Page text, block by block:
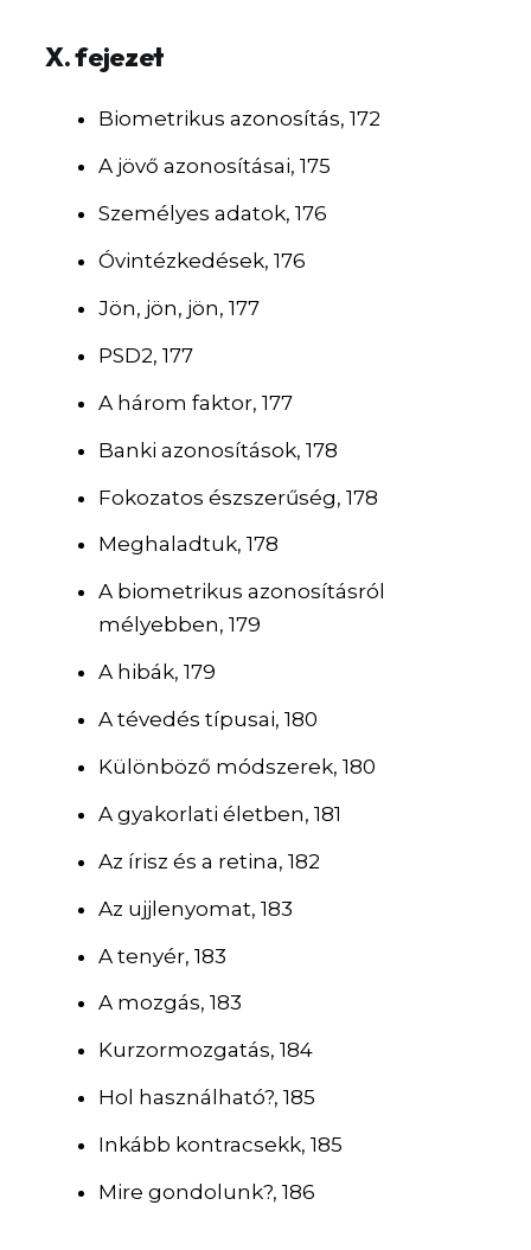
X. fejezet
Biometrikus azonosítás, 172
A jövő azonosításai, 175
Személyes adatok, 176
Óvintézkedések, 176
Jön, jön, jön, 177
PSD2, 177
A három faktor, 177
Banki azonosítások, 178
Fokozatos észszerűség, 178
Meghaladtuk, 178
A biometrikus azonosításról
mélyebben, 179
A hibák, 179
A tévedés típusai, 180
Különböző módszerek, 180
A gyakorlati életben, 181
Az írisz és a retina, 182
Az ujjlenyomat, 183
A tenyér, 183
A mozgás, 183
Kurzormozgatás, 184
Hol használható?, 185
Inkább kontracsekk, 185
Mire gondolunk?, 186